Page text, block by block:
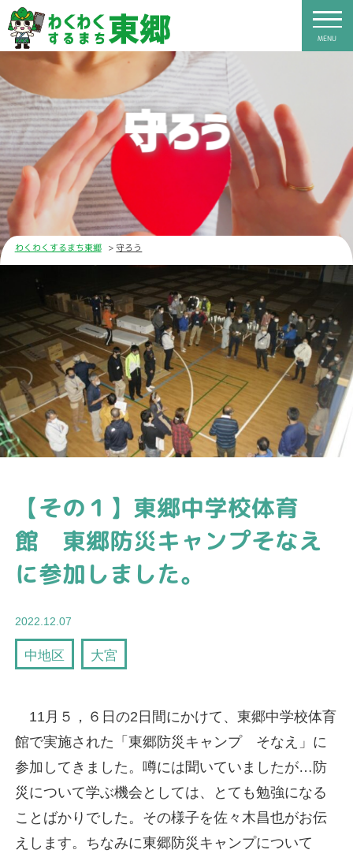
MENU
守ろう
わくわくするまち東郷 守ろう
【その１】東郷中学校体育
館 東郷防災キャンプそなえ
に参加しました。
2022.12.07
中地区 大宮
11月５，６日の2日間にかけて、東郷中学校体育
館で実施された「東郷防災キャンプ そなえ」に
参加してきました。噂には聞いていましたが…防
災について学ぶ機会としては、とても勉強になる
ことばかりでした。その様子を佐々木昌也がお伝
えします。ちなみに東郷防災キャンプについて